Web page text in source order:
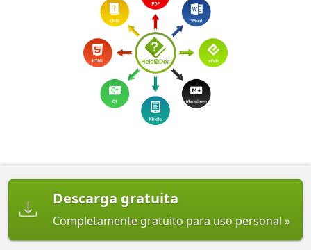
Descarga gratuita
Completamente gratuito para uso personal